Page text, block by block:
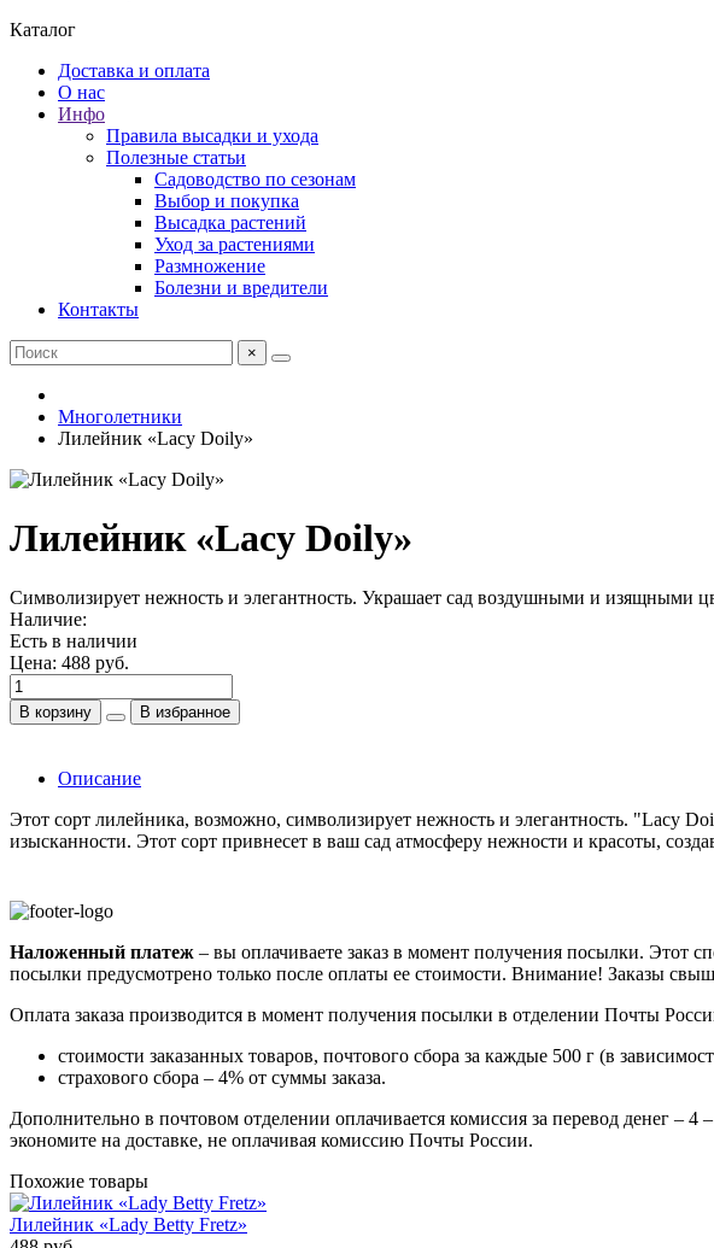
Каталог
Доставка и оплата
О нас
Инфо
Правила высадки и ухода
Полезные статьи
Садоводство по сезонам
Выбор и покупка
Высадка растений
Уход за растениями
Размножение
Болезни и вредители
Контакты
×
Многолетники
Лилейник «Lacy Doily»
Лилейник «Lacy Doily»
Символизирует нежность и элегантность. Украшает сад воздушными и изящными
Наличие:
Есть в наличии
Цена: 488 руб.
В корзину В избранное
Описание
Этот сорт лилейника, возможно, символизирует нежность и элегантность. "Lacy
изысканности. Этот сорт привнесет в ваш сад атмосферу нежности и красоты,
Наложенный платеж – вы оплачиваете заказ в момент получения посылки. Этот
посылки предусмотрено только после оплаты ее стоимости. Внимание! Заказы
Оплата заказа производится в момент получения посылки в отделении Почты
стоимости заказанных товаров, почтового сбора за каждые 500 г (в
страхового сбора – 4% от суммы заказа.
Дополнительно в почтовом отделении оплачивается комиссия за перевод денег –
экономите на доставке, не оплачивая комиссию Почты России.
Похожие товары
Лилейник «Lady Betty Fretz»